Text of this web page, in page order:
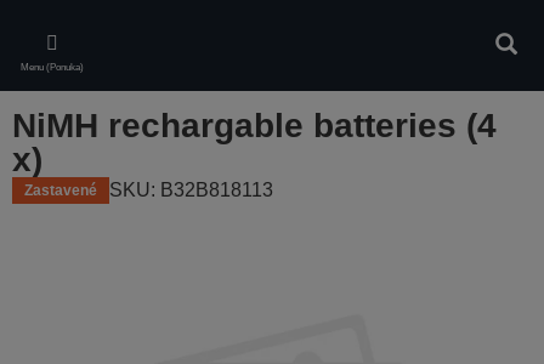
main
content
Menu (Ponuka)
NiMH rechargable batteries (4
x)
Zastavené SKU: B32B818113